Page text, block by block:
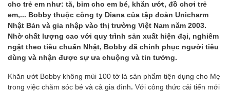
cho trẻ em như: tã, bỉm cho em bé, khăn ướt, đồ chơi trẻ
em,... Bobby thuộc công ty Diana của tập đoàn Unicharm
Nhật Bản và gia nhập vào thị trường Việt Nam năm 2003.
Nhờ chất lượng cao với quy trình sản xuất hiện đại, nghiêm
ngặt theo tiêu chuẩn Nhật, Bobby đã chinh phục người tiêu
dùng và nhận được sự ưa chuộng và tin tưởng.
Khăn ướt Bobby không mùi 100 tờ là sản phẩm tiện dụng cho Mẹ
trong việc chăm sóc bé và cả gia đình. Với công thức cải tiến mới